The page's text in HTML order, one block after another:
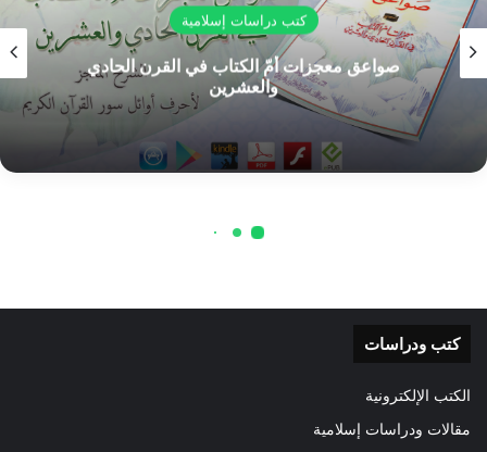
كتب ودراسات
الكتب الإلكترونية
مقالات ودراسات إسلامية